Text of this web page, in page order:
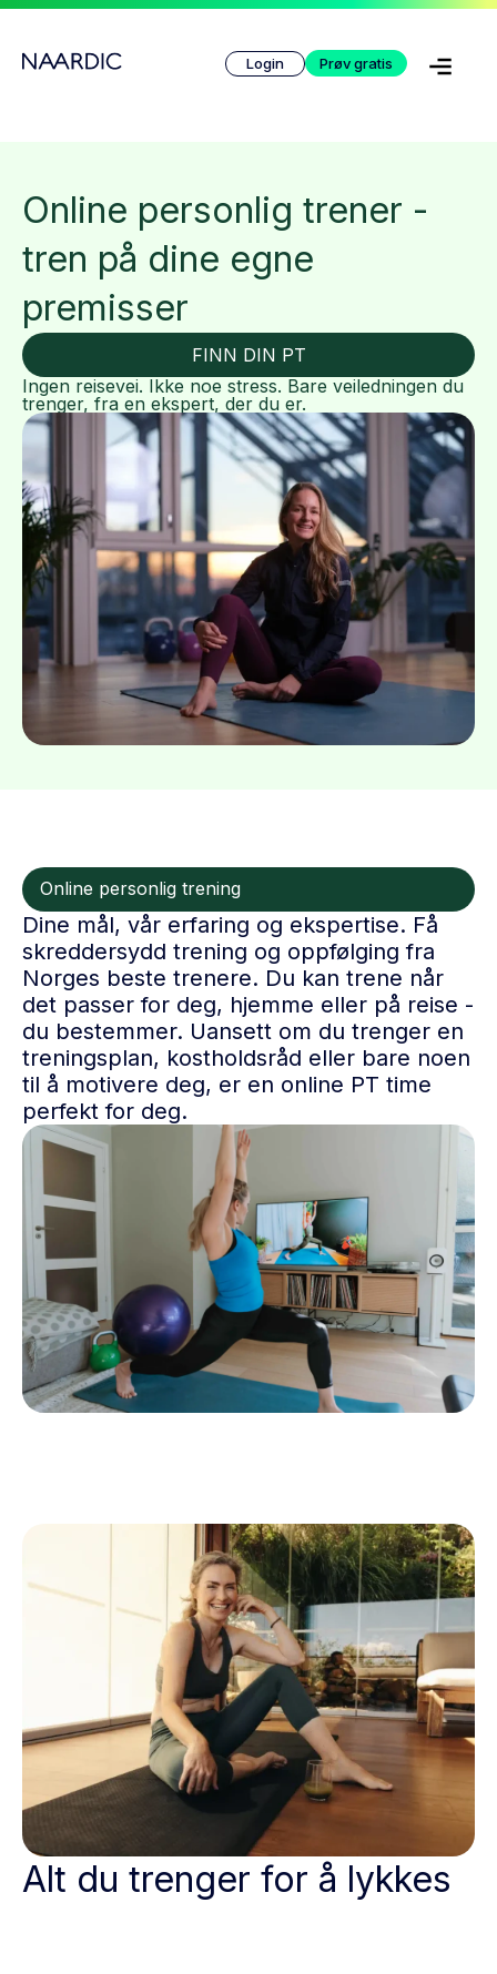
Login Prøv gratis
Online personlig trener -
tren på dine egne
premisser
FINN DIN PT
Ingen reisevei. Ikke noe stress. Bare veiledningen du
trenger, fra en ekspert, der du er.
Online personlig trening
Dine mål, vår erfaring og ekspertise. Få
skreddersydd trening og oppfølging fra
Norges beste trenere. Du kan trene når
det passer for deg, hjemme eller på reise -
du bestemmer. Uansett om du trenger en
treningsplan, kostholdsråd eller bare noen
til å motivere deg, er en online PT time
perfekt for deg.
Alt du trenger for å lykkes